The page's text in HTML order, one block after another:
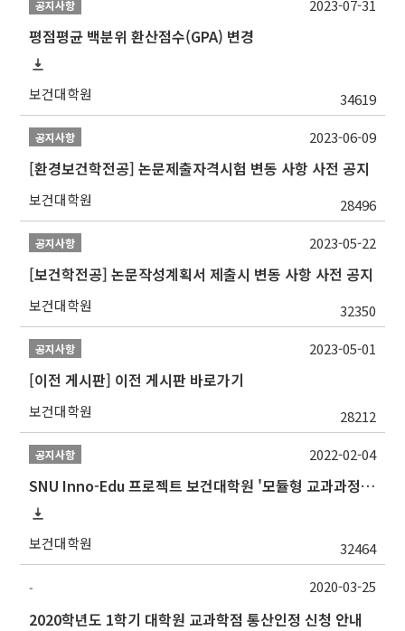
공지사항
평점평균 백분위 환산점수(GPA) 변경
보건대학원 34619
2023-07-31
공지사항
[환경보건학전공] 논문제출자격시험 변동 사항 사전 공지
보건대학원 28496
2023-06-09
공지사항
[보건학전공] 논문작성계획서 제출시 변동 사항 사전 공지
보건대학원 32350
2023-05-22
공지사항
[이전 게시판] 이전 게시판 바로가기
보건대학원 28212
2023-05-01
공지사항
SNU Inno-Edu 프로젝트 보건대학원 '모듈형 교과과정' 안내(revised 2022/2/28)
보건대학원 32464
2022-02-04
-
2020학년도 1학기 대학원 교과학점 통산인정 신청 안내
2020-03-25